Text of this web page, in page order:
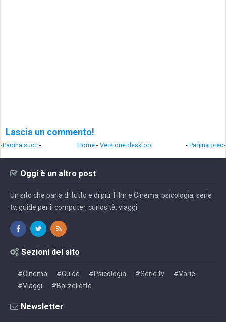
Lascia un commento!
‹Pagina succ - - Pagina prec›
Home - Versione desktop
Oggi è un altro post
Un sito che parla di tutto e di più. Film e Cinema, psicologia, serie
tv, guide per il computer, curiosità, viaggi.
Sezioni del sito
#Cinema #Guide #Psicologia #Serie tv
#Varie
#Viaggi
#Barzellette
Newsletter